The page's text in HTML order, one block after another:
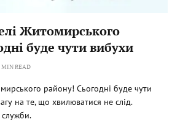
Житомирського
буде чути вибухи
MIN READ
району! Сьогодні буде чути
на те, що хвилюватися не слід.
служби.